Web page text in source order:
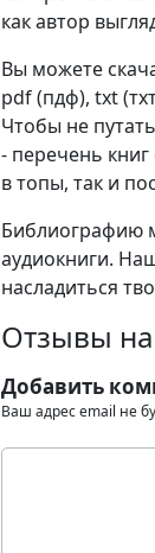
как автор
Вы можете
pdf (пдф), txt
Чтобы не
- перечень
в топы, так и
Библиографию
аудиокниги.
насладиться
Отзывы на
Добавить
Ваш адрес email не